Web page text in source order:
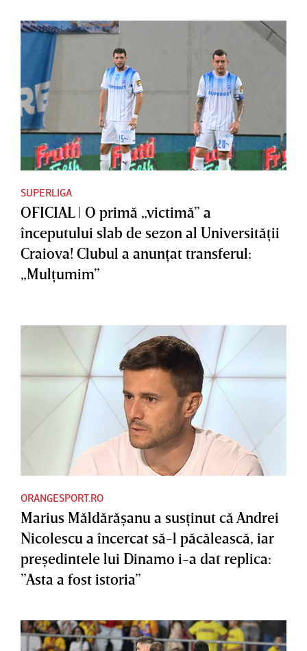
SUPERLIGA
OFICIAL | O primă „victimă” a
începutului slab de sezon al Universităţii
Craiova! Clubul a anunţat transferul:
„Mulţumim”
ORANGESPORT.RO
Marius Măldărăşanu a susţinut că Andrei
Nicolescu a încercat să-l păcălească, iar
preşedintele lui Dinamo i-a dat replica:
”Asta a fost istoria”